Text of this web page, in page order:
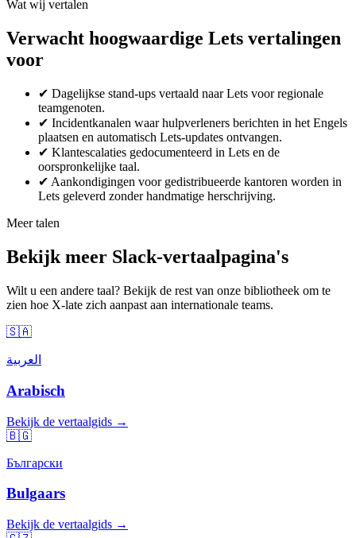
Wat wij vertalen
Verwacht hoogwaardige Lets vertalingen
voor
✔ Dagelijkse stand-ups vertaald naar Lets voor regionale
teamgenoten.
✔ Incidentkanalen waar hulpverleners berichten in het Engels
plaatsen en automatisch Lets-updates ontvangen.
✔ Klantescalaties gedocumenteerd in Lets en de
oorspronkelijke taal.
✔ Aankondigingen voor gedistribueerde kantoren worden in
Lets geleverd zonder handmatige herschrijving.
Meer talen
Bekijk meer Slack-vertaalpagina's
Wilt u een andere taal? Bekijk de rest van onze bibliotheek om te
zien hoe X-late zich aanpast aan internationale teams.
🇸🇦
العربية
Arabisch
Bekijk de vertaalgids →
🇧🇬
Български
Bulgaars
Bekijk de vertaalgids →